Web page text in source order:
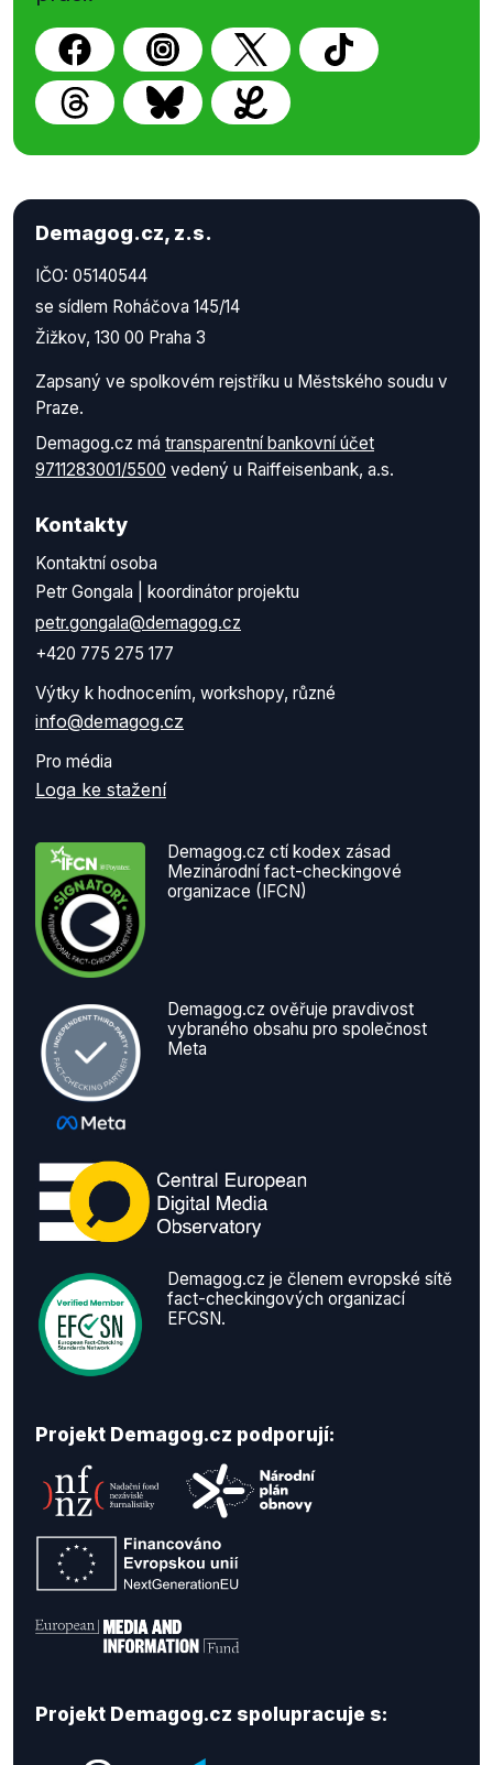
Demagog.cz, z.s.
IČO: 05140544
se sídlem Roháčova 145/14
Žižkov, 130 00 Praha 3
Zapsaný ve spolkovém rejstříku u Městského soudu v
Praze.
Demagog.cz má transparentní bankovní účet
9711283001/5500 vedený u Raiffeisenbank, a.s.
Kontakty
Kontaktní osoba
Petr Gongala | koordinátor projektu
petr.gongala@demagog.cz
+420 775 275 177
Výtky k hodnocením, workshopy, různé
info@demagog.cz
Pro média
Loga ke stažení
Demagog.cz ctí kodex zásad
Mezinárodní fact-checkingové
organizace (IFCN)
Demagog.cz ověřuje pravdivost
vybraného obsahu pro společnost
Meta
Demagog.cz je členem evropské sítě
fact-checkingových organizací
EFCSN.
Projekt Demagog.cz podporují:
Projekt Demagog.cz spolupracuje s: